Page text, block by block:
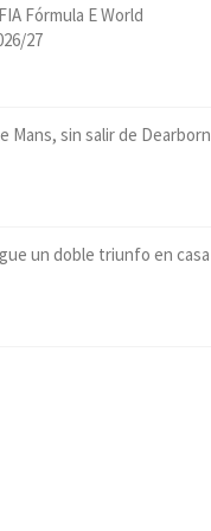
Fórmula E World
27
Mans, sin salir de Dearborn
un doble triunfo en casa